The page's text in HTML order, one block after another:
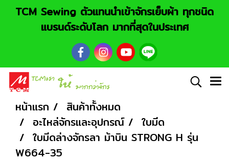
TCM Sewing ตัวแทนนำเข้าจักรเย็บผ้า ทุกชนิด
แบรนด์ระดับโลก มากที่สุดในประเทศ
หน้าแรก
สินค้าทั้งหมด
อะไหล่จักรและอุปกรณ์
ใบมีด
ใบมีดล่างจักรลา ม้าบิน STRONG H รุ่น
W664-35